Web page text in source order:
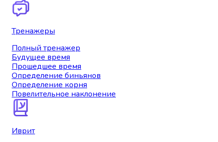
Тренажеры
Полный тренажер
Будущее время
Прошедшее время
Определение биньянов
Определение корня
Повелительное наклонение
Иврит